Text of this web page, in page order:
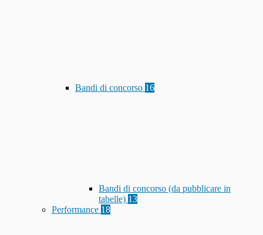
Bandi di concorso 16
Bandi di concorso (da pubblicare in
tabelle) 13
Performance 18